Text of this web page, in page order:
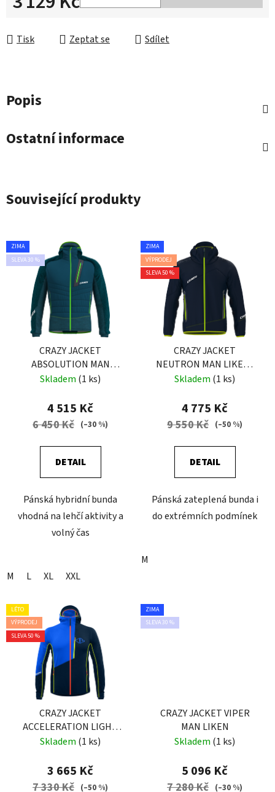
Tisk Zeptat se Sdílet
Popis
Ostatní informace
Související produkty
ZIMA
SLEVA 30 %
CRAZY JACKET
ABSOLUTION MAN
GALAXY
Skladem (1 ks)
4 515 Kč
6 450 Kč (–30 %)
DETAIL
Pánská hybridní bunda
vhodná na lehčí aktivity a
volný čas
M L XL XXL
ZIMA
VÝPRODEJ
SLEVA 50 %
CRAZY JACKET
NEUTRON MAN LIKEN-
BLUE
Skladem (1 ks)
4 775 Kč
9 550 Kč (–50 %)
DETAIL
Pánská zateplená bunda i
do extrémních podmínek
M
LÉTO
VÝPRODEJ
SLEVA 50 %
CRAZY JACKET
ACCELERATION LIGHT
MAN ENERGY
Skladem (1 ks)
3 665 Kč
7 330 Kč (–50 %)
ZIMA
SLEVA 30 %
CRAZY JACKET VIPER
MAN LIKEN
Skladem (1 ks)
5 096 Kč
7 280 Kč (–30 %)